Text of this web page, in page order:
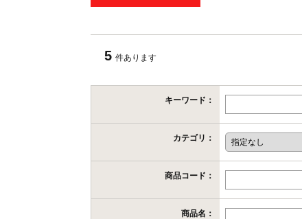
5 件あります
キーワード：
カテゴリ：
商品コード：
商品名：